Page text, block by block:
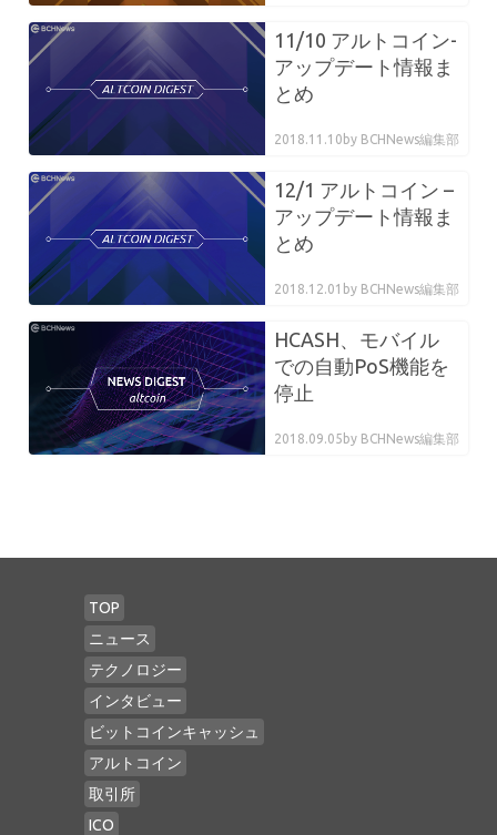
11/10 アルトコイン-
アップデート情報ま
とめ
2018.11.10 by BCHNews編集部
12/1 アルトコイン –
アップデート情報ま
とめ
2018.12.01 by BCHNews編集部
HCASH、モバイル
での自動PoS機能を
停止
2018.09.05 by BCHNews編集部
TOP
ニュース
テクノロジー
インタビュー
ビットコインキャッシュ
アルトコイン
取引所
ICO